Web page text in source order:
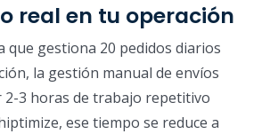
real en tu operación
que gestiona 20 pedidos diarios
la gestión manual de envíos
2-3 horas de trabajo repetitivo
ese tiempo se reduce a